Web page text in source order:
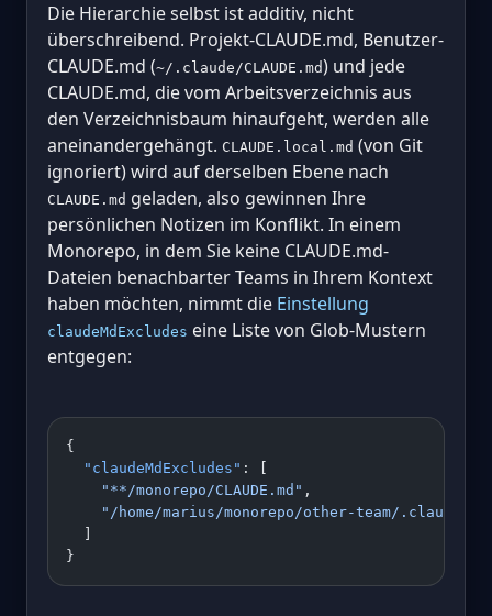
Die Hierarchie selbst ist additiv, nicht
überschreibend. Projekt-CLAUDE.md, Benutzer-
CLAUDE.md (~/.claude/CLAUDE.md) und jede
CLAUDE.md, die vom Arbeitsverzeichnis aus
den Verzeichnisbaum hinaufgeht, werden alle
aneinandergehängt. CLAUDE.local.md (von Git
ignoriert) wird auf derselben Ebene nach
CLAUDE.md geladen, also gewinnen Ihre
persönlichen Notizen im Konflikt. In einem
Monorepo, in dem Sie keine CLAUDE.md-
Dateien benachbarter Teams in Ihrem Kontext
haben möchten, nimmt die Einstellung
claudeMdExcludes eine Liste von Glob-Mustern
entgegen:
{
  "claudeMdExcludes"
: [
    "**/monorepo/CLAUDE.md"
,
"/home/marius/monorepo/other-team/.claude/
}